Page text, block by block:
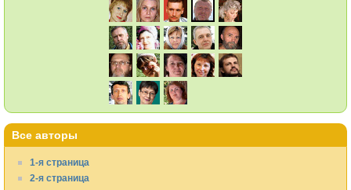
Все авторы
1-я страница
2-я страница